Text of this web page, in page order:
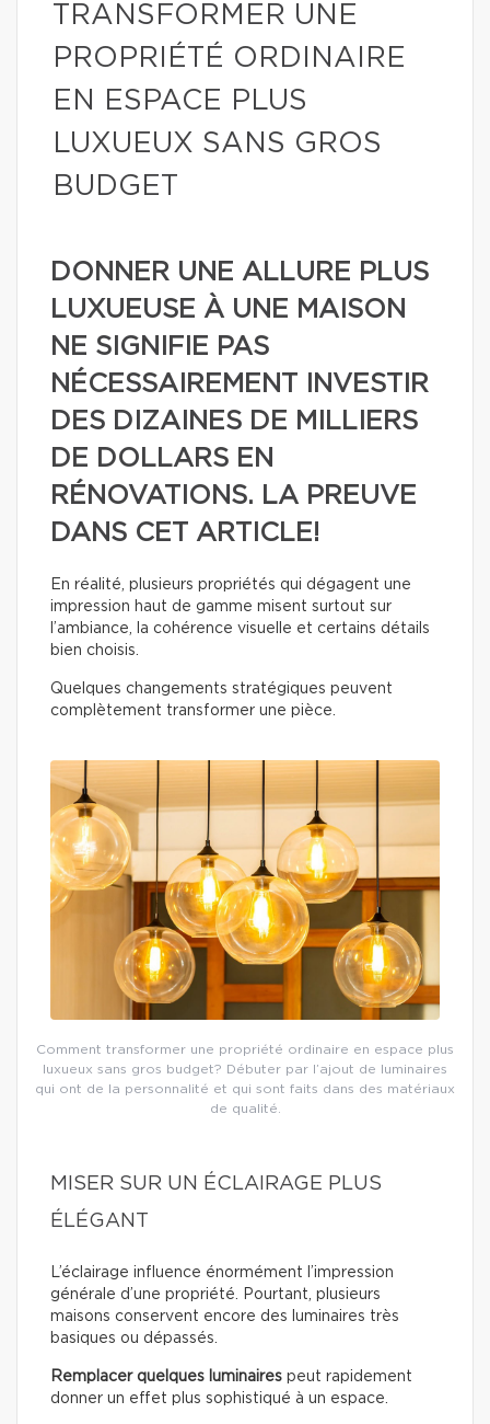
TRANSFORMER UNE
PROPRIÉTÉ ORDINAIRE
EN ESPACE PLUS
LUXUEUX SANS GROS
BUDGET
DONNER UNE ALLURE PLUS
LUXUEUSE À UNE MAISON
NE SIGNIFIE PAS
NÉCESSAIREMENT INVESTIR
DES DIZAINES DE MILLIERS
DE DOLLARS EN
RÉNOVATIONS. LA PREUVE
DANS CET ARTICLE!
En réalité, plusieurs propriétés qui dégagent une
impression haut de gamme misent surtout sur
l’ambiance, la cohérence visuelle et certains détails
bien choisis.
Quelques changements stratégiques peuvent
complètement transformer une pièce.
Comment transformer une propriété ordinaire en espace plus
luxueux sans gros budget? Débuter par l’ajout de luminaires
qui ont de la personnalité et qui sont faits dans des matériaux
de qualité.
MISER SUR UN ÉCLAIRAGE PLUS
ÉLÉGANT
L’éclairage influence énormément l’impression
générale d’une propriété. Pourtant, plusieurs
maisons conservent encore des luminaires très
basiques ou dépassés.
Remplacer quelques luminaires peut rapidement
donner un effet plus sophistiqué à un espace.